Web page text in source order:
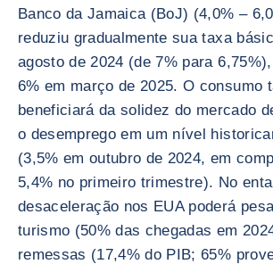
Banco da Jamaica (BoJ) (4,0% –
reduziu gradualmente sua taxa
agosto de 2024 (de 7% para
6% em março de 2025. O consumo
beneficiará da solidez do mercado
o desemprego em um nível
(3,5% em outubro de 2024, em
5,4% no primeiro trimestre). No
desaceleração nos EUA poderá
turismo (50% das chegadas em
remessas (17,4% do PIB; 65%